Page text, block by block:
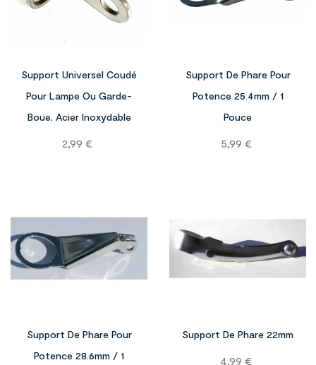
Support Universel Coudé
Pour Lampe Ou Garde-
Boue, Acier Inoxydable
Prix
2,99 €
Support De Phare Pour
Potence 25.4mm / 1
Pouce
Prix
5,99 €
Support De Phare Pour
Potence 28.6mm / 1
Support De Phare 22mm
Prix
4,99 €